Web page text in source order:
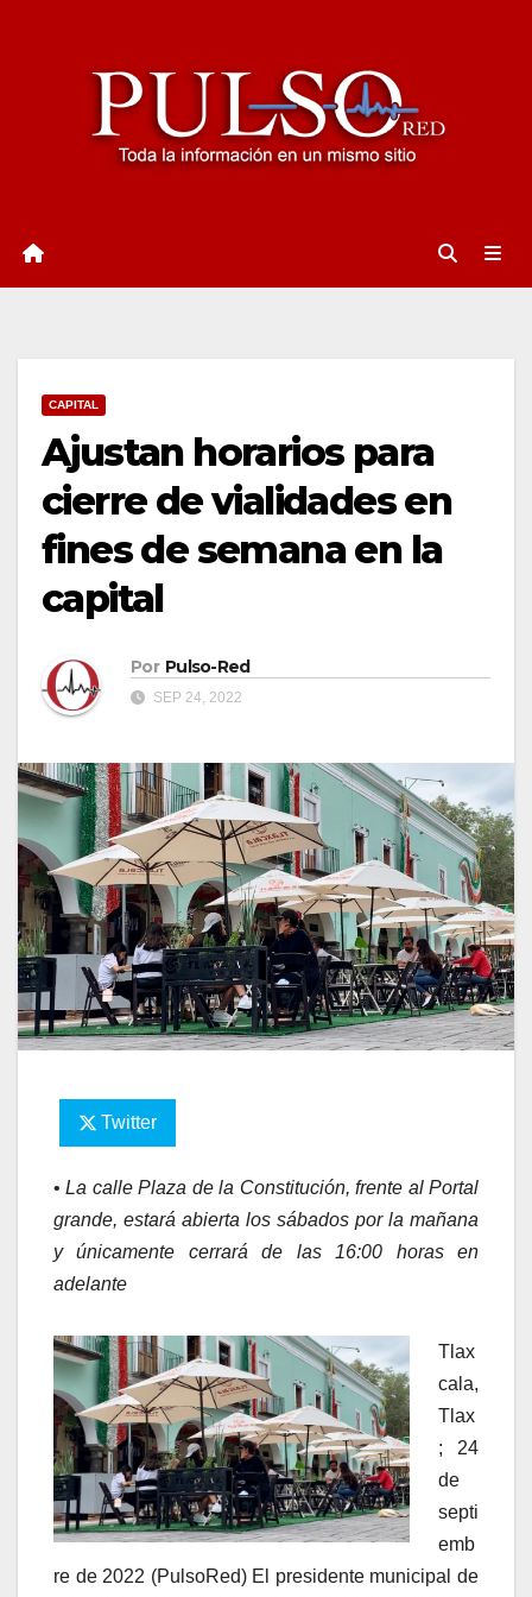
CAPITAL
Ajustan horarios para
cierre de vialidades en
fines de semana en la
capital
Por Pulso-Red
SEP 24, 2022
Twitter
•La calle Plaza de la Constitución, frente al Portal
grande, estará abierta los sábados por la mañana
y únicamente cerrará de las 16:00 horas en
adelante
Tlax
cala,
Tlax
; 24
de
septi
emb
re de 2022 (PulsoRed) El presidente municipal de